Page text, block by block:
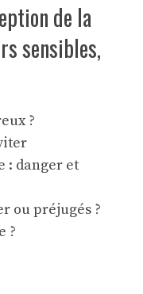
de la
sensibles,
?
: danger et
ou préjugés ?
?